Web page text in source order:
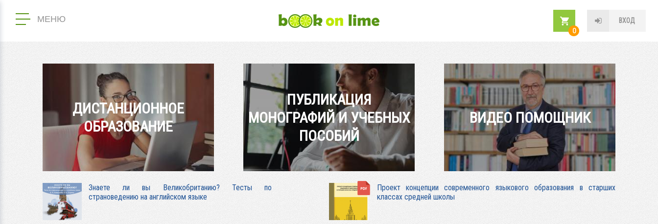
МЕНЮ
ВХОД
0
ДИСТАНЦИОННОЕ
ОБРАЗОВАНИЕ
ПУБЛИКАЦИЯ
МОНОГРАФИЙ И УЧЕБНЫХ
ПОСОБИЙ
ВИДЕО ПОМОЩНИК
Знаете ли вы Великобританию? Тесты по
страноведению на английском языке
Проект концепции современного языкового образования в старших
классах средней школы